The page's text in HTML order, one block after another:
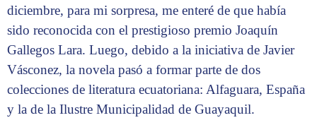
diciembre, para mi sorpresa, me enteré de que había
sido reconocida con el prestigioso premio Joaquín
Gallegos Lara. Luego, debido a la iniciativa de Javier
Vásconez, la novela pasó a formar parte de dos
colecciones de literatura ecuatoriana: Alfaguara, España
y la de la Ilustre Municipalidad de Guayaquil.